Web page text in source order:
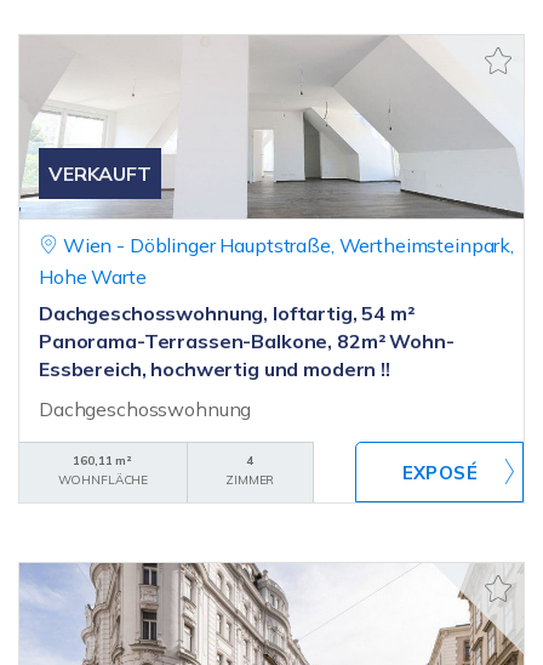
VERKAUFT
Wien - Döblinger Hauptstraße, Wertheimsteinpark,
Hohe Warte
Dachgeschosswohnung, loftartig, 54 m²
Panorama-Terrassen-Balkone, 82m² Wohn-
Essbereich, hochwertig und modern !!
Dachgeschosswohnung
160,11 m²
WOHNFLÄCHE
4
ZIMMER